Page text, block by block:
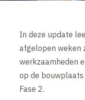
In deze update
afgelopen weken
werkzaamheden
op de
Fase 2.